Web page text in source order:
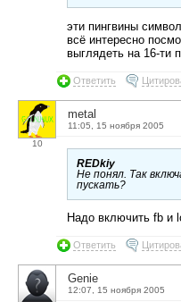
эти пингвины
всё интересно
выглядеть на 16-ти
Ответить
10
metal
11:05, 15 ноября 2005
REDkiy
Не понял. Так
пускать?
Надо включить fb и
Ответить
Genie
12:07, 15 ноября 2005